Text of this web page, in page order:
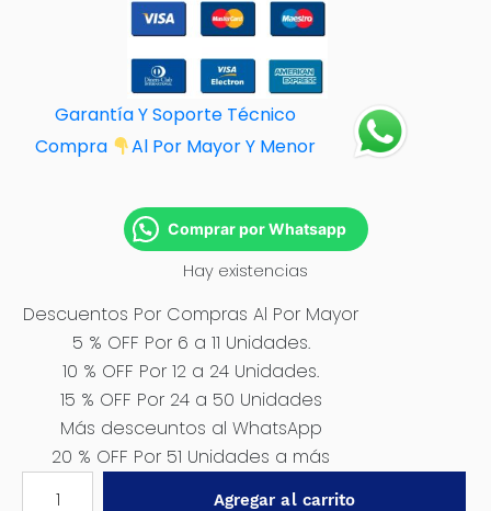
Garantía Y Soporte Técnico
Compra
Al Por Mayor Y Menor
Comprar por Whatsapp
Hay existencias
Descuentos Por Compras Al Por Mayor
5 % OFF Por 6 a 11 Unidades.
10 % OFF Por 12 a 24 Unidades.
15 % OFF Por 24 a 50 Unidades
Más desceuntos al WhatsApp
20 % OFF Por 51 Unidades a más
Agregar al carrito